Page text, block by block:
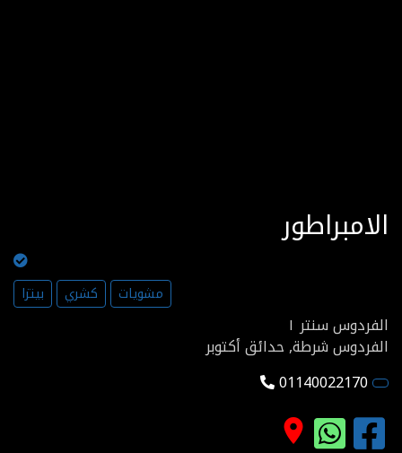
الامبراطور
بيتزا كشري مشويات
الفردوس سنتر ١
الفردوس شرطة, حدائق أكتوبر
01140022170
place